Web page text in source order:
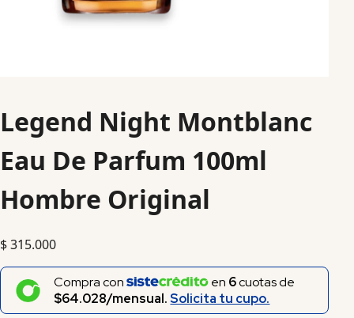
Legend Night Montblanc
Eau De Parfum 100ml
Hombre Original
$315.000
Compra con en 6cuotas de
$64.028/mensual.Solicita tu cupo.